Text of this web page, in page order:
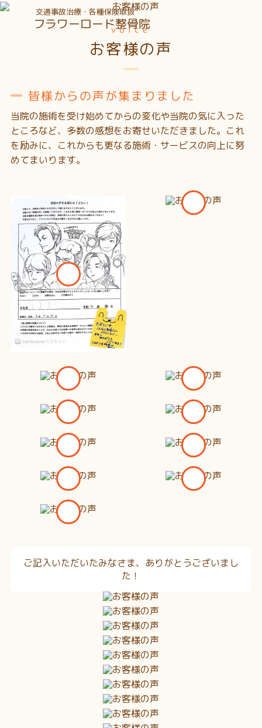
交通事故治療・各種保険取扱
フラワーロード整骨院
voice
お客様の声
皆様からの声が集まりました
当院の施術を受け始めてからの変化や当院の気に入った
ところなど、多数の感想をお寄せいただきました。 これ
を励みに、これからも更なる施術・サービスの向上に努
めてまいります。
ご記入いただいたみなさま、ありがとうございまし
た！